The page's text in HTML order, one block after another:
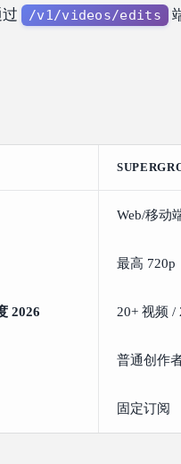
过 /v1/videos/edits
Web/移动
最高 720p
2026 20+ 视频 /
普通创作
固定订阅